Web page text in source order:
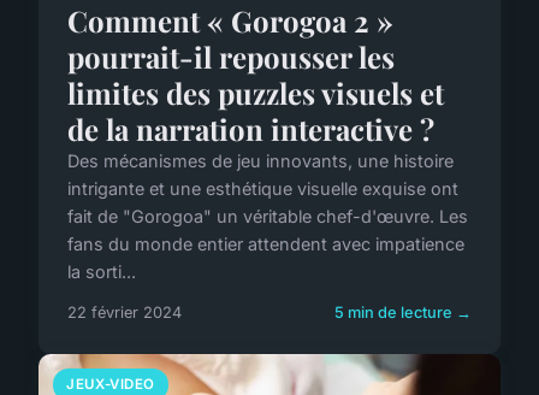
Comment « Gorogoa 2 »
pourrait-il repousser les
limites des puzzles visuels et
de la narration interactive ?
Des mécanismes de jeu innovants, une histoire
intrigante et une esthétique visuelle exquise ont
fait de "Gorogoa" un véritable chef-d'œuvre. Les
fans du monde entier attendent avec impatience
la sorti...
22 février 2024 5 min de lecture →
JEUX-VIDEO